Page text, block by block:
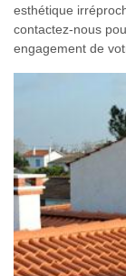
esthétique
contactez-nous
engagement de